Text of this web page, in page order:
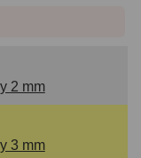
2 mm
3 mm